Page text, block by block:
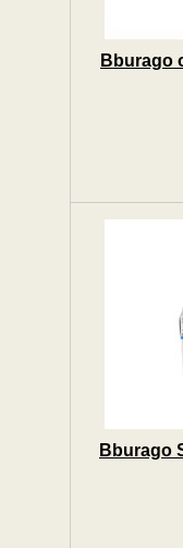
Bburago
Bburago